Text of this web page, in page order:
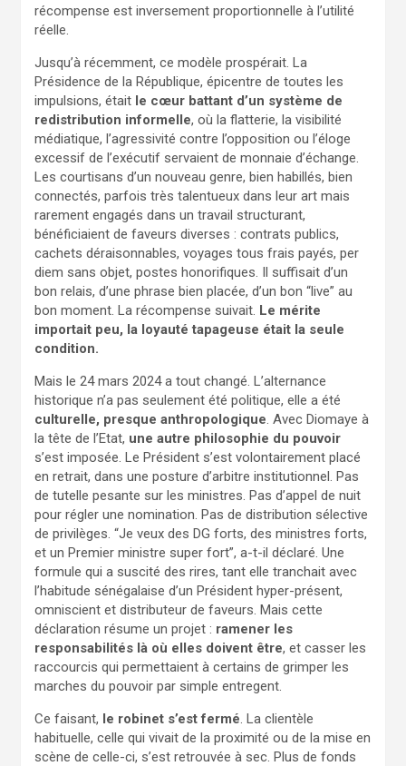
récompense est inversement proportionnelle à l’utilité
réelle.
Jusqu’à récemment, ce modèle prospérait. La
Présidence de la République, épicentre de toutes les
impulsions, était le cœur battant d’un système de
redistribution informelle, où la flatterie, la visibilité
médiatique, l’agressivité contre l’opposition ou l’éloge
excessif de l’exécutif servaient de monnaie d’échange.
Les courtisans d’un nouveau genre, bien habillés, bien
connectés, parfois très talentueux dans leur art mais
rarement engagés dans un travail structurant,
bénéficiaient de faveurs diverses : contrats publics,
cachets déraisonnables, voyages tous frais payés, per
diem sans objet, postes honorifiques. Il suffisait d’un
bon relais, d’une phrase bien placée, d’un bon “live” au
bon moment. La récompense suivait. Le mérite
importait peu, la loyauté tapageuse était la seule
condition.
Mais le 24 mars 2024 a tout changé. L’alternance
historique n’a pas seulement été politique, elle a été
culturelle, presque anthropologique. Avec Diomaye à
la tête de l’Etat, une autre philosophie du pouvoir
s’est imposée. Le Président s’est volontairement placé
en retrait, dans une posture d’arbitre institutionnel. Pas
de tutelle pesante sur les ministres. Pas d’appel de nuit
pour régler une nomination. Pas de distribution sélective
de privilèges. “Je veux des DG forts, des ministres forts,
et un Premier ministre super fort”, a-t-il déclaré. Une
formule qui a suscité des rires, tant elle tranchait avec
l’habitude sénégalaise d’un Président hyper-présent,
omniscient et distributeur de faveurs. Mais cette
déclaration résume un projet : ramener les
responsabilités là où elles doivent être, et casser les
raccourcis qui permettaient à certains de grimper les
marches du pouvoir par simple entregent.
Ce faisant, le robinet s’est fermé. La clientèle
habituelle, celle qui vivait de la proximité ou de la mise en
scène de celle-ci, s’est retrouvée à sec. Plus de fonds